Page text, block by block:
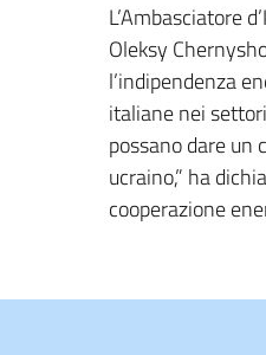
L’Ambasciatore
Oleksy
l’indipendenza
italiane nei
possano dare
ucraino,” ha
cooperazione